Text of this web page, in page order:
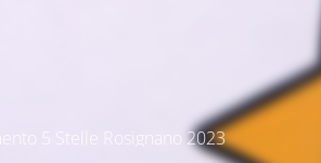
5 Stelle Rosignano 2023